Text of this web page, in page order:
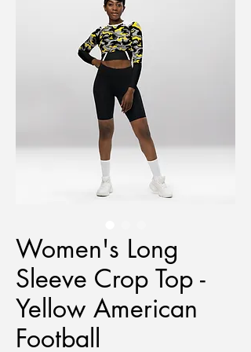
Women's Long
Sleeve Crop Top -
Yellow American
Football